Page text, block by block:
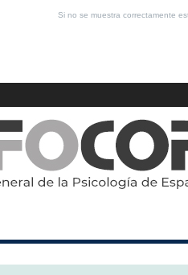
Si no se muestra correctamente